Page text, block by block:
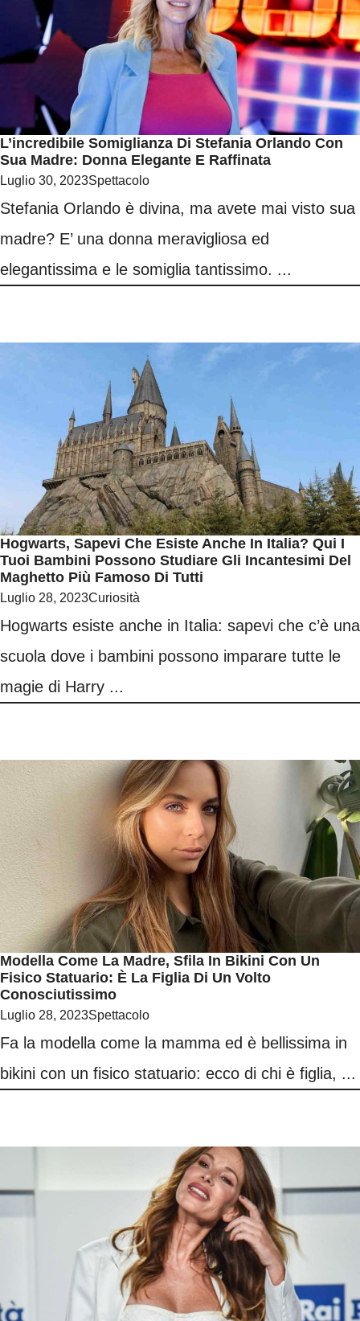
L’incredibile Somiglianza Di Stefania Orlando Con
Sua Madre: Donna Elegante E Raffinata
Luglio 30, 2023Spettacolo
Stefania Orlando è divina, ma avete mai visto sua
madre? E’ una donna meravigliosa ed
elegantissima e le somiglia tantissimo. ...
Hogwarts, Sapevi Che Esiste Anche In Italia? Qui I
Tuoi Bambini Possono Studiare Gli Incantesimi Del
Maghetto Più Famoso Di Tutti
Luglio 28, 2023Curiosità
Hogwarts esiste anche in Italia: sapevi che c’è una
scuola dove i bambini possono imparare tutte le
magie di Harry ...
Modella Come La Madre, Sfila In Bikini Con Un
Fisico Statuario: È La Figlia Di Un Volto
Conosciutissimo
Luglio 28, 2023Spettacolo
Fa la modella come la mamma ed è bellissima in
bikini con un fisico statuario: ecco di chi è figlia, ...